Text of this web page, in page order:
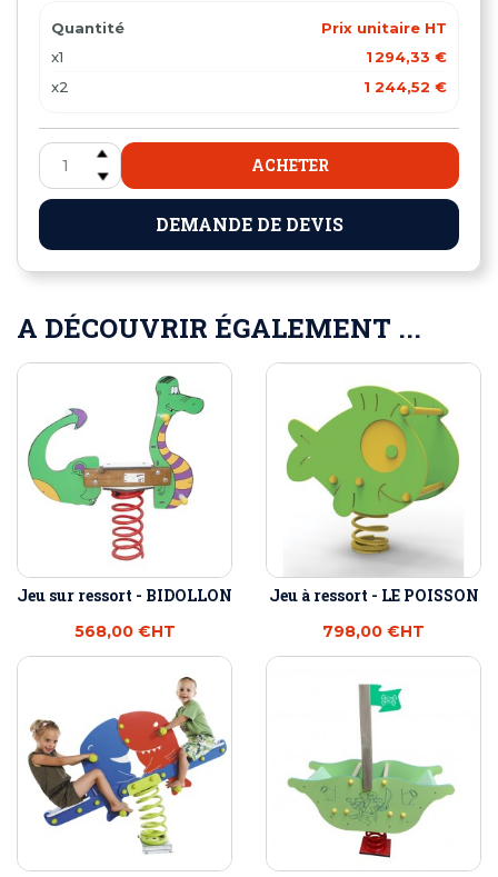
Quantité
Prix unitaire HT
x1
1 294,33 €
x2
1 244,52 €
ACHETER
DEMANDE DE DEVIS
A DÉCOUVRIR ÉGALEMENT ...
Jeu sur ressort - BIDOLLON
568,00 €HT
Jeu à ressort - LE POISSON
798,00 €HT